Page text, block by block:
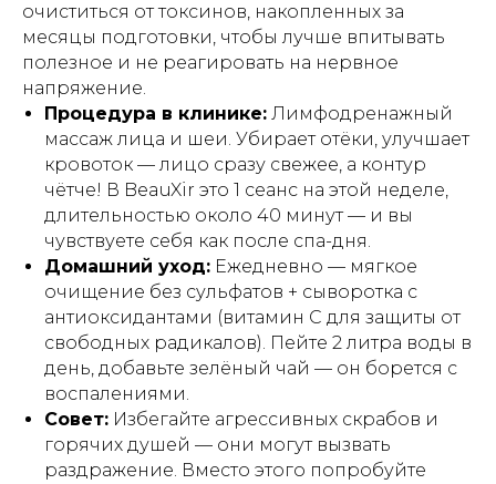
очиститься от токсинов, накопленных за
месяцы подготовки, чтобы лучше впитывать
полезное и не реагировать на нервное
напряжение.
Процедура в клинике: Лимфодренажный
массаж лица и шеи. Убирает отёки, улучшает
кровоток — лицо сразу свежее, а контур
чётче! В BeauXir это 1 сеанс на этой неделе,
длительностью около 40 минут — и вы
чувствуете себя как после спа-дня.
Домашний уход: Ежедневно — мягкое
очищение без сульфатов + сыворотка с
антиоксидантами (витамин C для защиты от
свободных радикалов). Пейте 2 литра воды в
день, добавьте зелёный чай — он борется с
воспалениями.
Совет: Избегайте агрессивных скрабов и
горячих душей — они могут вызвать
раздражение. Вместо этого попробуйте